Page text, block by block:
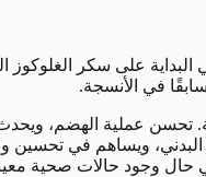
على سكر الغلوكوز
في الأنسجة.
تحسن عملية الهضم،
ويساهم في
حال وجود حالات صحية